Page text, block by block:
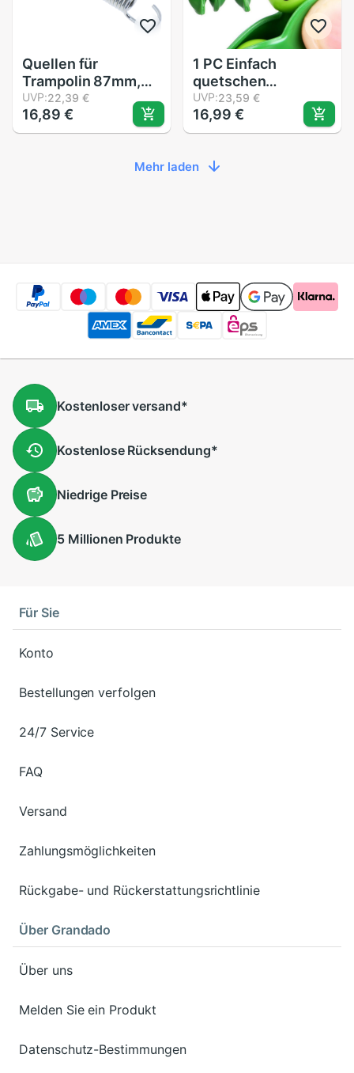
Quellen für
Trampolin 87mm,
106mm, 116mm,
140mm, 145mm.
165mm, 178mm,
UVP:22,39 €
16,89 €
1 PC Einfach
quetschen
diejenigen Erbsen
direkt aus Spaß
Bohnen Squishy
Anti betonen Ball
UVP:23,59 €
16,99 €
Mehr laden
Kostenloserversand*
KostenloseRücksendung*
NiedrigePreise
5 Millionen Produkte
Für Sie
Konto
Bestellungen verfolgen
24/7 Service
FAQ
Versand
Zahlungsmöglichkeiten
Rückgabe- und Rückerstattungsrichtlinie
Über Grandado
Über uns
Melden Sie ein Produkt
Datenschutz-Bestimmungen